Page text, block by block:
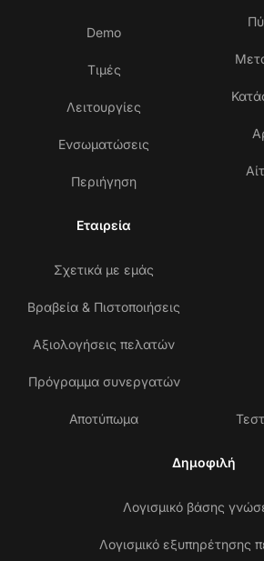
Demo
Τιμές
Λειτουργίες
Ενσωματώσεις
Περιήγηση
Εταιρεία
Σχετικά με εμάς
Βραβεία & Πιστοποιήσεις
Αξιολογήσεις πελατών
Πρόγραμμα συνεργατών
Αποτύπωμα
Δημοφιλή
Λογισμικό βάσης
Λογισμικό εξυπηρέτησης